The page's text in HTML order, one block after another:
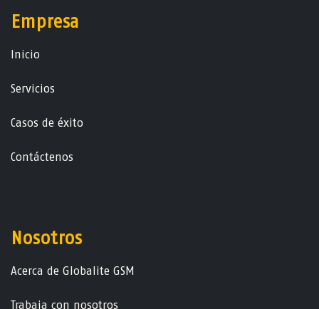
Empresa
Ini​ci​o
Servicios
Casos de éxito
Contáctenos
Nosotros
Acerca de Globalite GSM
Trabaja con nosotros